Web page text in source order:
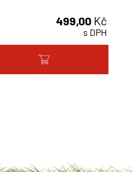
499,00 Kč
s DPH
Množství